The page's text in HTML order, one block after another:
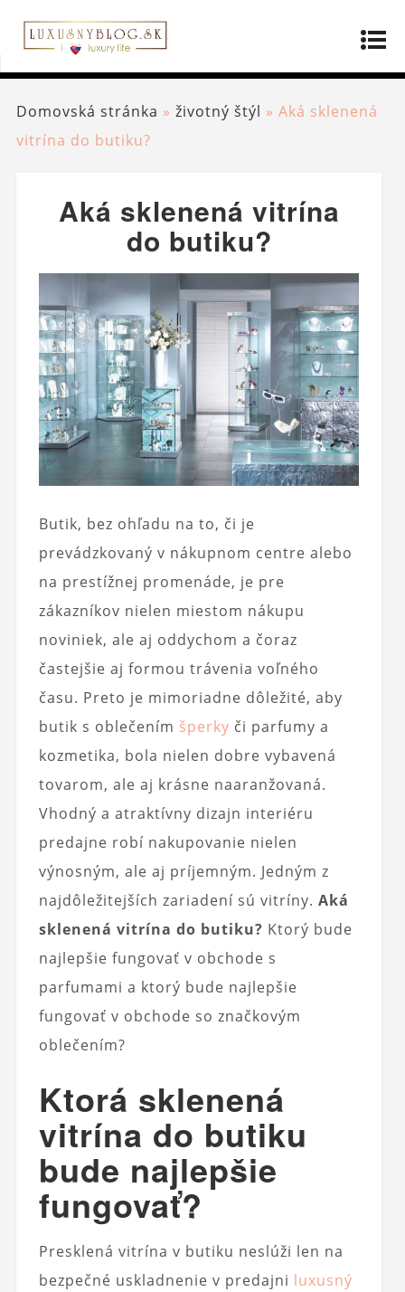
Domovská stránka » životný štýl » Aká sklenená
vitrína do butiku?
Aká sklenená vitrína
do butiku?
Butik, bez ohľadu na to, či je
prevádzkovaný v nákupnom centre alebo
na prestížnej promenáde, je pre
zákazníkov nielen miestom nákupu
noviniek, ale aj oddychom a čoraz
častejšie aj formou trávenia voľného
času. Preto je mimoriadne dôležité, aby
butik s oblečením šperky či parfumy a
kozmetika, bola nielen dobre vybavená
tovarom, ale aj krásne naaranžovaná.
Vhodný a atraktívny dizajn interiéru
predajne robí nakupovanie nielen
výnosným, ale aj príjemným. Jedným z
najdôležitejších zariadení sú vitríny. Aká
sklenená vitrína do butiku? Ktorý bude
najlepšie fungovať v obchode s
parfumami a ktorý bude najlepšie
fungovať v obchode so značkovým
oblečením?
Ktorá sklenená
vitrína do butiku
bude najlepšie
fungovať?
Presklená vitrína v butiku neslúži len na
bezpečné uskladnenie v predajni luxusný